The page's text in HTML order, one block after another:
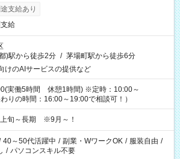
支給あり
給
)駅から徒歩2分 / 茅場町駅から徒歩6分
けのAIサービスの提供など
実働5時間 休憩1時間) ※定時：10:00～
りの時間：16:00～19:00で相談可！）
旬～長期 ※9月～！
40～50代活躍中 / 副業・WワークOK / 服装自由 /
/ パソコンスキル不要